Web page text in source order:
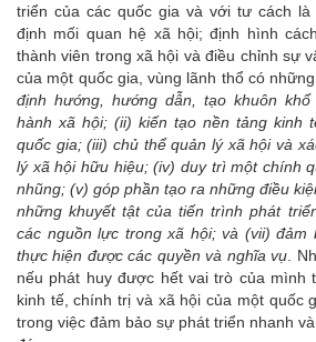
triển của các quốc gia và với tư cách là
định mối quan hệ xã hội; định hình
thành viên trong xã hội và điều chỉnh sự
của một quốc gia, vùng lãnh thổ có
định hướng, hướng dẫn, tạo khuôn
hành xã hội; (ii) kiến tạo nền tảng kinh
quốc gia; (iii) chủ thể quản lý xã hội và
lý xã hội hữu hiệu; (iv) duy trì một chính
nhũng; (v) góp phần tạo ra những điều
những khuyết tật của tiến trình phát
các nguồn lực trong xã hội; và (vii) đảm
thực hiện được các quyền và nghĩa vụ .
nếu phát huy được hết vai trò của mình
kinh tế, chính trị và xã hội của một quốc
trong việc đảm bảo sự phát triển nhanh